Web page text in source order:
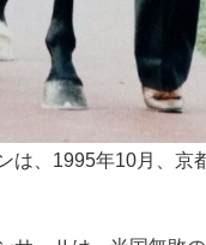
は、1995年10月、京